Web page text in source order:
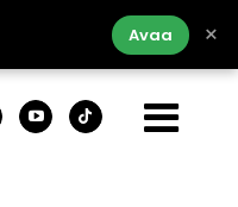
Avaa ×